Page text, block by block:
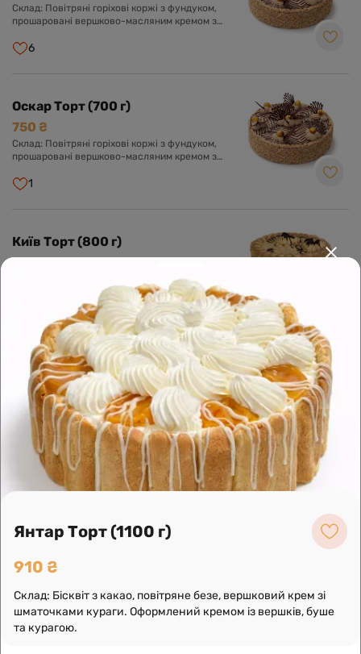
Склад: Повітряні горіхові коржі з фундуком,
прошаровані вершково-масляним кремом з
Оформлений кремом, шоколадною глазур'ю та
6
Оскар Торт (700 г)
750 ₴
Склад: Повітряні горіхові коржі з фундуком,
прошаровані вершково-масляним кремом з
Оформлений кремом, шоколадною глазур'ю та
1
Київ Торт (800 г)
650 ₴
Склад: Повітряні коржі з арахісу, прошаровані
вершково-масляним кремом в поєднанні зі
згущеним молоком. Оформлений кремом.
Лоліта Торт (1000 г)
880 ₴
Склад: Бісквіт, ніжне вершкове суфле, прошарок
буше, оформлений вершками, буше в шоколаді і
кокосовою стружкою.
Замовлення по телефону
Янтар Торт (1100 г)
910 ₴
Склад: Бісквіт з какао, повітряне безе, вершковий крем зі
шматочками кураги. Оформлений кремом із вершків, буше
та курагою.